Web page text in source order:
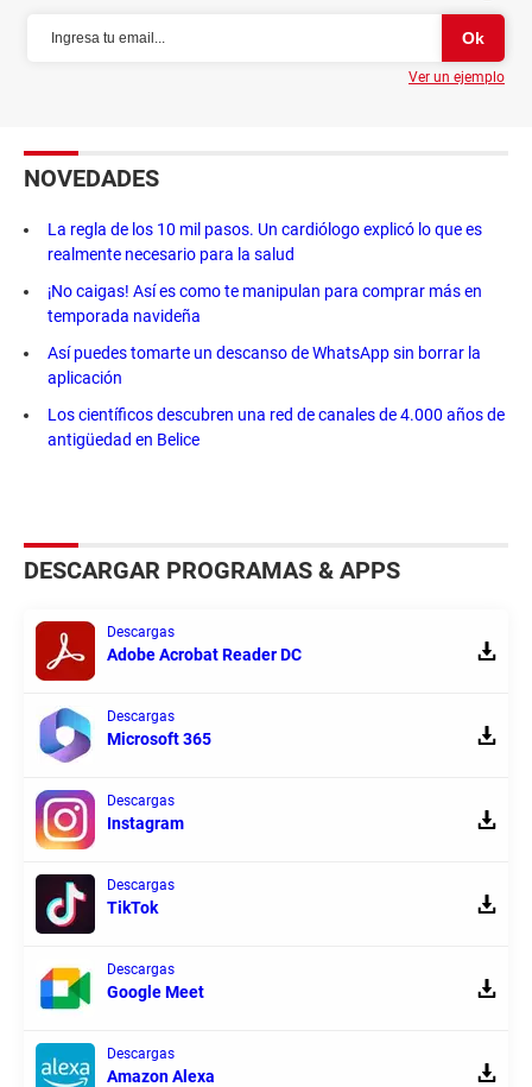
Ver un ejemplo
NOVEDADES
La regla de los 10 mil pasos. Un cardiólogo explicó lo que es
realmente necesario para la salud
¡No caigas! Así es como te manipulan para comprar más en
temporada navideña
Así puedes tomarte un descanso de WhatsApp sin borrar la
aplicación
Los científicos descubren una red de canales de 4.000 años de
antigüedad en Belice
DESCARGAR PROGRAMAS & APPS
Descargas
Adobe Acrobat Reader DC
Descargas
Microsoft 365
Descargas
Instagram
Descargas
TikTok
Descargas
Google Meet
Descargas
Amazon Alexa